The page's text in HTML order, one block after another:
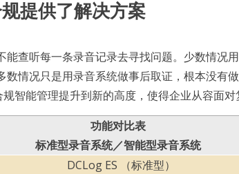
提供了解决方案
查听每一条录音记录去寻找问题。少数情况
情况只是用录音系统做事后取证，根本没有
智能管理提升到新的高度，使得企业从容面对
功能对比表
标准型录音系统／智能型录音系统
DCLog ES （标准型）